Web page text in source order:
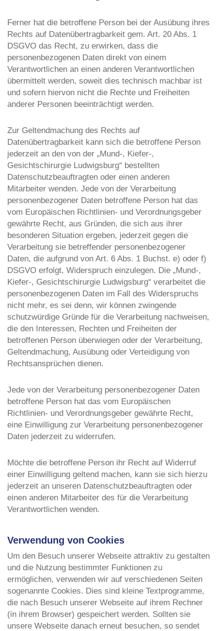
Ferner hat die betroffene Person bei der Ausübung ihres
Rechts auf Datenübertragbarkeit gem. Art. 20 Abs. 1
DSGVO das Recht, zu erwirken, dass die
personenbezogenen Daten direkt von einem
Verantwortlichen an einen anderen Verantwortlichen
übermittelt werden, soweit dies technisch machbar ist
und sofern hiervon nicht die Rechte und Freiheiten
anderer Personen beeinträchtigt werden.
Zur Geltendmachung des Rechts auf
Datenübertragbarkeit kann sich die betroffene Person
jederzeit an den von der „Mund-, Kiefer-,
Gesichtschirurgie Ludwigsburg“ bestellten
Datenschutzbeauftragten oder einen anderen
Mitarbeiter wenden. Jede von der Verarbeitung
personenbezogener Daten betroffene Person hat das
vom Europäischen Richtlinien- und Verordnungsgeber
gewährte Recht, aus Gründen, die sich aus ihrer
besonderen Situation ergeben, jederzeit gegen die
Verarbeitung sie betreffender personenbezogener
Daten, die aufgrund von Art. 6 Abs. 1 Buchst. e) oder f)
DSGVO erfolgt, Widerspruch einzulegen. Die „Mund-,
Kiefer-, Gesichtschirurgie Ludwigsburg“ verarbeitet die
personenbezogenen Daten im Fall des Widerspruchs
nicht mehr, es sei denn, wir können zwingende
schutzwürdige Gründe für die Verarbeitung nachweisen,
die den Interessen, Rechten und Freiheiten der
betroffenen Person überwiegen oder der Verarbeitung,
Geltendmachung, Ausübung oder Verteidigung von
Rechtsansprüchen dienen.
Jede von der Verarbeitung personenbezogener Daten
betroffene Person hat das vom Europäischen
Richtlinien- und Verordnungsgeber gewährte Recht,
eine Einwilligung zur Verarbeitung personenbezogener
Daten jederzeit zu widerrufen.
Möchte die betroffene Person ihr Recht auf Widerruf
einer Einwilligung geltend machen, kann sie sich hierzu
jederzeit an unseren Datenschutzbeauftragten oder
einen anderen Mitarbeiter des für die Verarbeitung
Verantwortlichen wenden.
Verwendung von Cookies
Um den Besuch unserer Webseite attraktiv zu gestalten
und die Nutzung bestimmter Funktionen zu
ermöglichen, verwenden wir auf verschiedenen Seiten
sogenannte Cookies. Dies sind kleine Textprogramme,
die nach Besuch unserer Webseite auf ihrem Rechner
(in ihrem Browser) gespeichert werden. Sollten sie
unsere Webseite danach erneut besuchen, so sendet